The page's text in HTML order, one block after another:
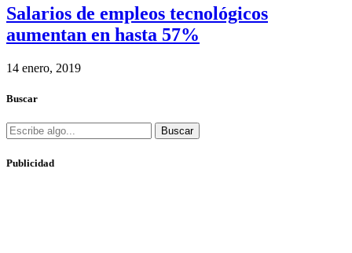
Salarios de empleos tecnológicos
aumentan en hasta 57%
14 enero, 2019
Buscar
Buscar
Publicidad